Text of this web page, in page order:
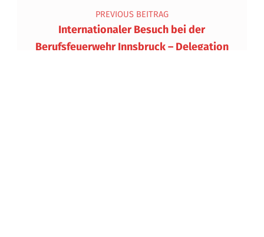
PREVIOUS BEITRAG
Internationaler Besuch bei der
Berufsfeuerwehr Innsbruck – Delegation